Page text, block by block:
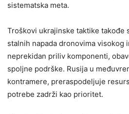
sistematska meta.
Troškovi ukrajinske taktike takođe
stalnih napada dronovima visokog
neprekidan priliv komponenti,
spoljne podrške. Rusija u
kontramere, preraspodeljuje
potrebe zadrži kao prioritet.